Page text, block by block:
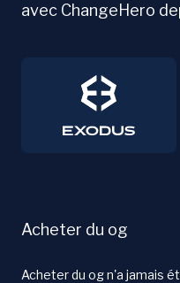
avec ChangeHero
Acheter du og
Acheter du og n'a jamais